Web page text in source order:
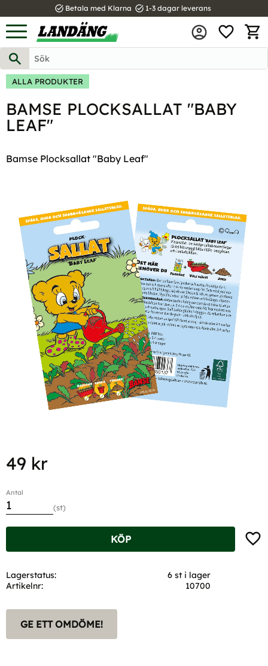
Meny
task_alt Betala med Klarna task_alt 1-3 dagar leverans
ALLA PRODUKTER
BAMSE PLOCKSALLAT "BABY
LEAF"
Bamse Plocksallat "Baby Leaf"
49 kr
Antal
st
KÖP
Lagerstatus
6 st i lager
Artikelnr
10700
GE ETT OMDÖME!